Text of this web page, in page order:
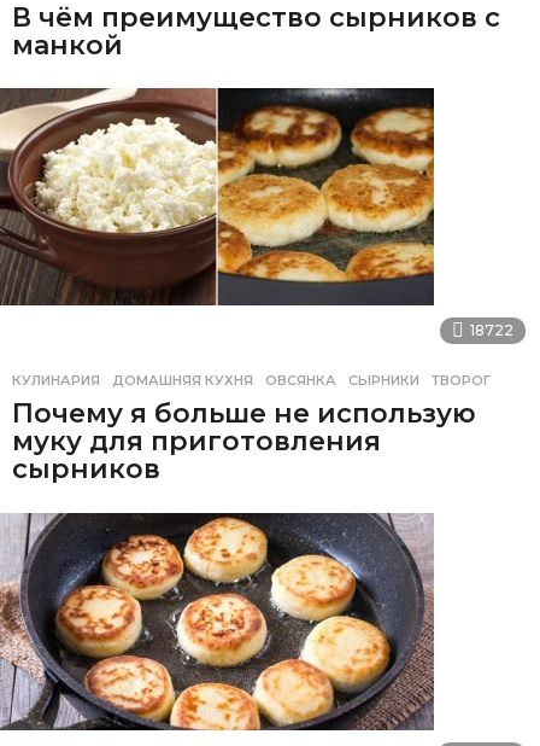
В чём преимущество сырников с
манкой
18722
КУЛИНАРИЯ ДОМАШНЯЯ КУХНЯ ,ОВСЯНКА ,СЫРНИКИ ,ТВОРОГ
Почему я больше не использую
муку для приготовления
сырников